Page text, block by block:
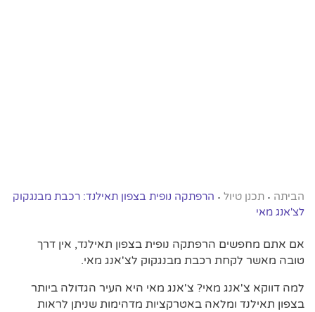
הביתה • תכנן טיול •
הרפתקה נופית בצפון תאילנד: רכבת מבנגקוק
לצ'אנג מאי
אם אתם מחפשים הרפתקה נופית בצפון תאילנד, אין דרך
טובה מאשר לקחת רכבת מבנגקוק לצ'אנג מאי.
למה דווקא צ'אנג מאי? צ'אנג מאי היא העיר הגדולה ביותר
בצפון תאילנד ומלאה באטרקציות מדהימות שניתן לראות